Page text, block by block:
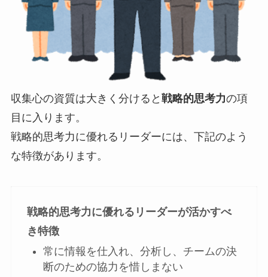
収集心の資質は大きく分けると 戦略的思考力の項
目に入ります。
戦略的思考力に優れるリーダーには、下記のよう
な特徴があります。
戦略的思考力に優れるリーダーが活かすべ
き特徴
常に情報を仕入れ、分析し、チームの決
断のための協力を惜しまない